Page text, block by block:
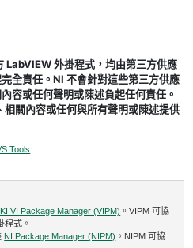
LabVIEW 外掛程式，均由第三方供應
全責任。NI 不會針對這些第三方供應
容或任何聲明或陳述負起任何責任。
關內容或任何與所有聲明或陳述提供
Tools
VI Package Manager (VIPM) 。VIPM 可協
程式。
NI Package Manager (NIPM) 。NIPM 可協